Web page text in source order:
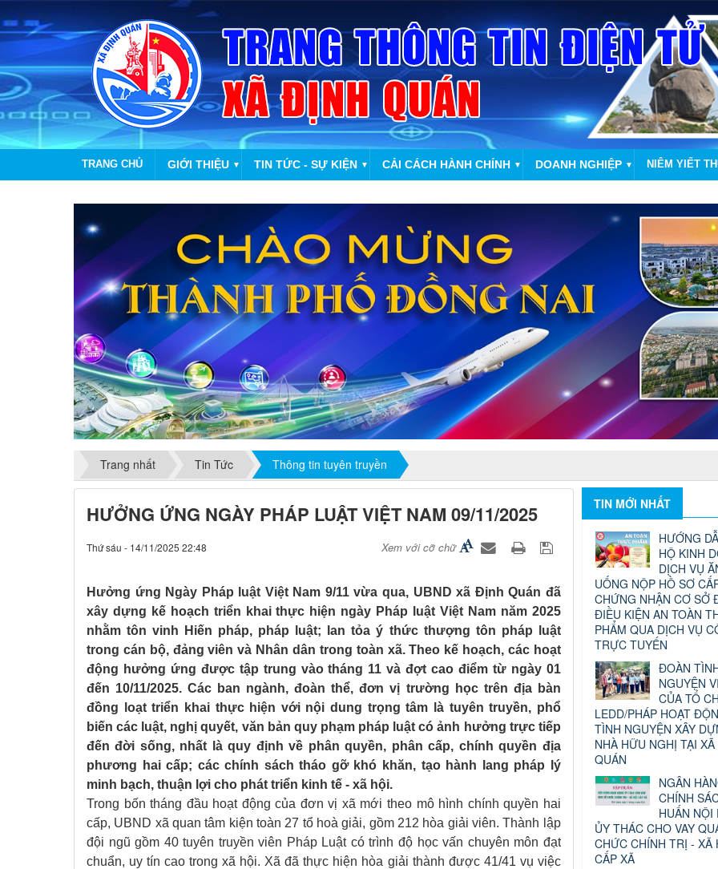
TRANG CHỦ GIỚI THIỆU ▼ TIN TỨC - SỰ KIỆN ▼ CẢI CÁCH HÀNH CHÍNH ▼ DOANH NGHIỆP ▼ NIÊM YIẾT
Trang nhất Tin Tức Thông tin tuyên truyền
HƯỞNG ỨNG NGÀY PHÁP LUẬT VIỆT NAM 09/11/2025
Thứ sáu - 14/11/2025 22:48 Xem với cỡ chữ
Hưởng ứng Ngày Pháp luật Việt Nam 9/11 vừa qua, UBND xã Định Quán đã
xây dựng kế hoạch triển khai thực hiện ngày Pháp luật Việt Nam năm 2025
nhằm tôn vinh Hiến pháp, pháp luật; lan tỏa ý thức thượng tôn pháp luật
trong cán bộ, đảng viên và Nhân dân trong toàn xã. Theo kế hoạch, các hoạt
động hưởng ứng được tập trung vào tháng 11 và đợt cao điểm từ ngày 01
đến 10/11/2025. Các ban ngành, đoàn thể, đơn vị trường học trên địa bàn
đồng loạt triển khai thực hiện với nội dung trọng tâm là tuyên truyền, phổ
biến các luật, nghị quyết, văn bản quy phạm pháp luật có ảnh hưởng trực tiếp
đến đời sống, nhất là quy định về phân quyền, phân cấp, chính quyền địa
phương hai cấp; các chính sách tháo gỡ khó khăn, tạo hành lang pháp lý
minh bạch, thuận lợi cho phát triển kinh tế - xã hội.
Trong bốn tháng đầu hoạt động của đơn vị xã mới theo mô hình chính quyền hai
cấp, UBND xã quan tâm kiện toàn 27 tổ hoà giải, gồm 212 hòa giải viên. Thành lập
đội ngũ gồm 40 tuyên truyền viên Pháp Luật có trình độ học vấn chuyên môn đạt
chuẩn, uy tín cao trong xã hội. Xã đã thực hiện hòa giải thành được 41/41 vụ việc
TIN MỚI NHẤT
HƯỚNG
HỘ KINH
DỊCH VỤ
UỐNG NỘP HỒ SƠ
CHỨNG NHẬN CƠ SỞ
ĐIỀU KIỆN AN TOÀN
PHẨM QUA DỊCH VỤ
TRỰC TUYẾN
ĐOÀN
NGUYỆN
CỦA TỔ
LEDD/PHÁP HOẠT
TÌNH NGUYỆN XÂY
NHÀ HỮU NGHỊ TẠI
QUÁN
NGÂN
CHÍNH
HUẤN NỘI
ỦY THÁC CHO VAY
CHỨC CHÍNH TRỊ - XÃ
CẤP XÃ